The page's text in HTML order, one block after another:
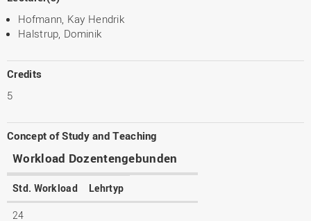
Hofmann, Kay Hendrik
Halstrup, Dominik
Credits
5
Concept of Study and Teaching
Workload Dozentengebunden
Std. Workload Lehrtyp
24